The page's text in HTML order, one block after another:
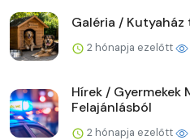
Galéria /
2 hónapja ezelőtt
Hírek / Gyermekek
Felajánlásból
2 hónapja ezelőtt